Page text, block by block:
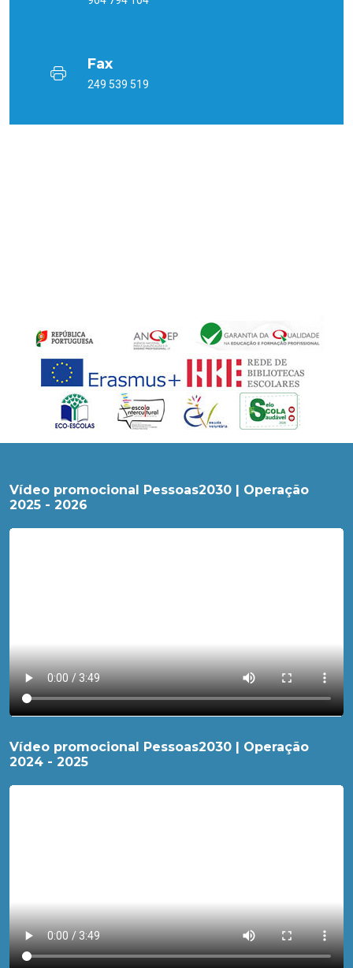
Fax
249 539 519
Vídeo promocional Pessoas2030 | Operação
2025 - 2026
Vídeo promocional Pessoas2030 | Operação
2024 - 2025